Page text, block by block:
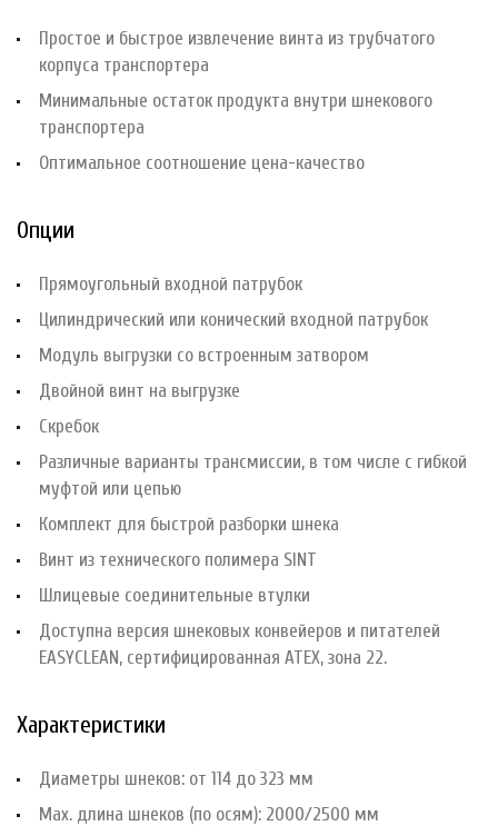
Простое и быстрое извлечение винта из трубчатого
корпуса транспортера
Минимальные остаток продукта внутри шнекового
транспортера
Оптимальное соотношение цена-качество
Опции
Прямоугольный входной патрубок
Цилиндрический или конический входной патрубок
Модуль выгрузки со встроенным затвором
Двойной винт на выгрузке
Скребок
Различные варианты трансмиссии, в том числе с гибкой
муфтой или цепью
Комплект для быстрой разборки шнека
Винт из технического полимера SINT
Шлицевые соединительные втулки
Доступна версия шнековых конвейеров и питателей
EASYCLEAN, сертифицированная ATEX, зона 22.
Характеристики
Диаметры шнеков: от 114 до 323 мм
Мах. длина шнеков (по осям): 2000/2500 мм